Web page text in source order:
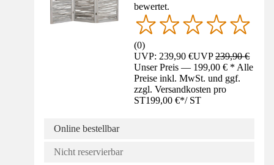
bewertet.
(0)
UVP: 239,90 €UVP239,90 €
Unser Preis — 199,00 € * Alle
Preise inkl. MwSt. und ggf.
zzgl. Versandkosten pro
ST199,00 €*/ ST
Online bestellbar
Nicht reservierbar